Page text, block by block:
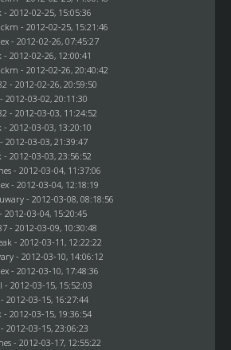
- 2012-02-25, 15:05:36
- 2012-02-25, 15:21:46
- 2012-02-26, 07:45:27
- 2012-02-26, 12:00:41
- 2012-02-26, 20:40:42
- 2012-02-26, 20:59:50
- 2012-03-02, 20:11:30
- 2012-03-03, 11:24:52
- 2012-03-03, 13:20:10
- 2012-03-03, 21:39:47
- 2012-03-03, 23:56:52
- 2012-03-04, 11:37:06
- 2012-03-04, 12:18:19
- 2012-03-08, 08:18:56
2012-03-04, 15:20:45
- 2012-03-09, 10:30:48
- 2012-03-11, 12:22:22
- 2012-03-10, 14:06:12
- 2012-03-10, 17:48:36
- 2012-03-15, 15:52:03
2012-03-15, 16:27:44
- 2012-03-15, 19:36:54
2012-03-15, 23:06:23
- 2012-03-17, 12:55:22